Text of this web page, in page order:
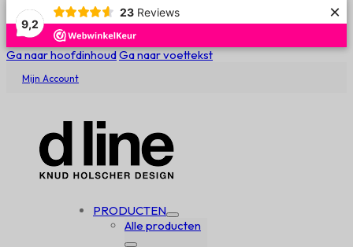
9,2
23 Reviews ×
Ga naar hoofdinhoudGa naar voettekst
Mijn Account
PRODUCTEN
Alle producten